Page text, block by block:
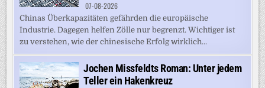
07-08-2026
Chinas Überkapazitäten gefährden die europäische
Industrie. Dagegen helfen Zölle nur begrenzt. Wichtiger ist
zu verstehen, wie der chinesische Erfolg wirklich...
Jochen Missfeldts Roman: Unter jedem
Teller ein Hakenkreuz